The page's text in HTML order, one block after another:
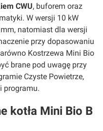
CWU, buforem oraz
W wersji 10 kW
natomiast dla wersji
przy dopasowaniu
Kostrzewa Mini Bio
brane pod uwagę przy
Czyste Powietrze,
programu.
kotła Mini Bio B